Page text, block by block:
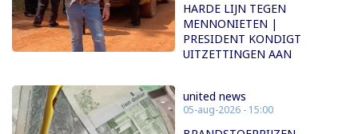
HARDE LIJN TEGEN
MENNONIETEN |
PRESIDENT KONDIGT
UITZETTINGEN AAN
united news
05-aug-2026 - 15:00